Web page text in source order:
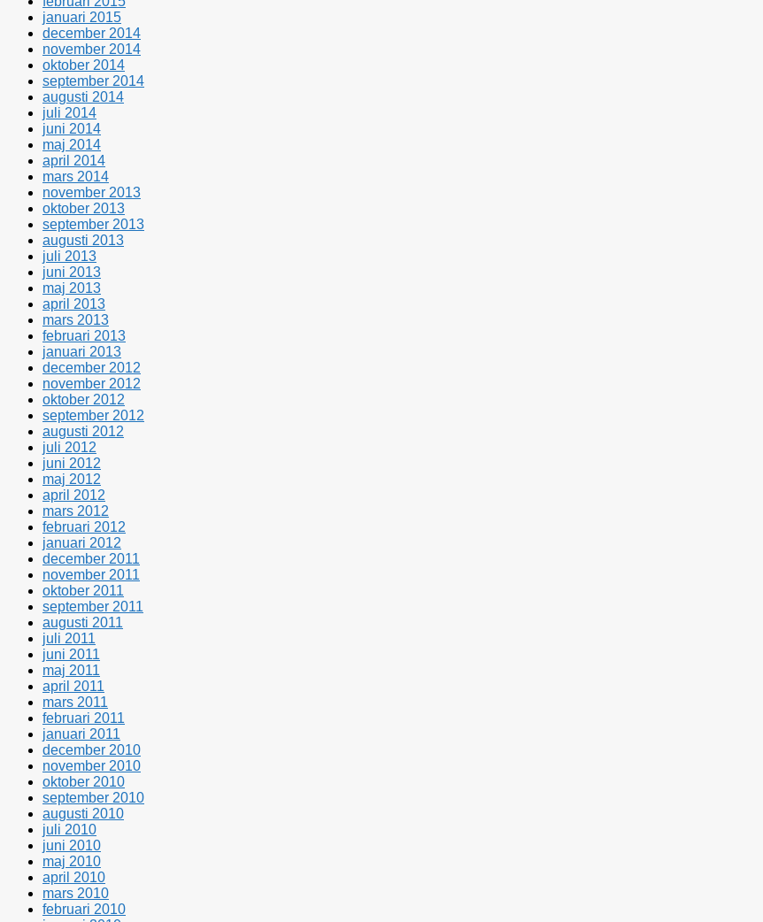
januari 2015
december 2014
november 2014
oktober 2014
september 2014
augusti 2014
juli 2014
juni 2014
maj 2014
april 2014
mars 2014
november 2013
oktober 2013
september 2013
augusti 2013
juli 2013
juni 2013
maj 2013
april 2013
mars 2013
februari 2013
januari 2013
december 2012
november 2012
oktober 2012
september 2012
augusti 2012
juli 2012
juni 2012
maj 2012
april 2012
mars 2012
februari 2012
januari 2012
december 2011
november 2011
oktober 2011
september 2011
augusti 2011
juli 2011
juni 2011
maj 2011
april 2011
mars 2011
februari 2011
januari 2011
december 2010
november 2010
oktober 2010
september 2010
augusti 2010
juli 2010
juni 2010
maj 2010
april 2010
mars 2010
februari 2010